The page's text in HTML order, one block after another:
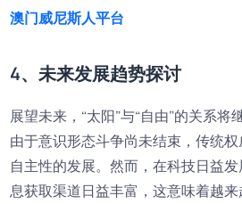
澳门威尼斯人平台
4、未来发展趋势探讨
展望未来，“太阳”与“自由”的关系将
由于意识形态斗争尚未结束，传统
自主性的发展。然而，在科技日益
息获取渠道日益丰富，这意味着越